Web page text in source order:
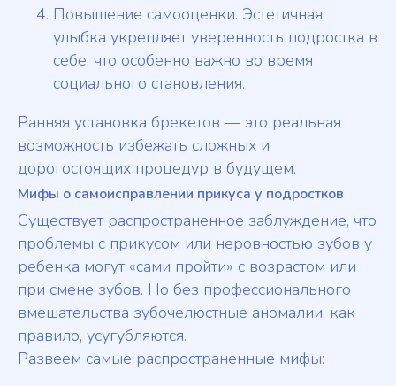
Повышение самооценки. Эстетичная
улыбка укрепляет уверенность подростка в
себе, что особенно важно во время
социального становления.
Ранняя установка брекетов — это реальная
возможность избежать сложных и
дорогостоящих процедур в будущем.
Мифы о самоисправлении прикуса у подростков
Существует распространенное заблуждение, что
проблемы с прикусом или неровностью зубов у
ребенка могут «сами пройти» с возрастом или
при смене зубов. Но без профессионального
вмешательства зубочелюстные аномалии, как
правило, усугубляются.
Развеем самые распространенные мифы: